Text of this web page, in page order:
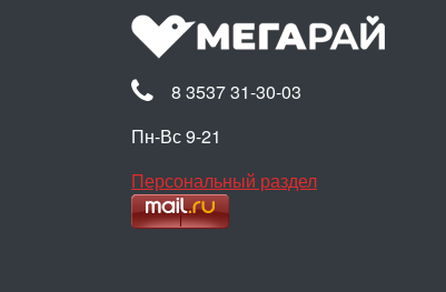
8 3537 31-30-03
Пн-Вс 9-21
Персональный раздел